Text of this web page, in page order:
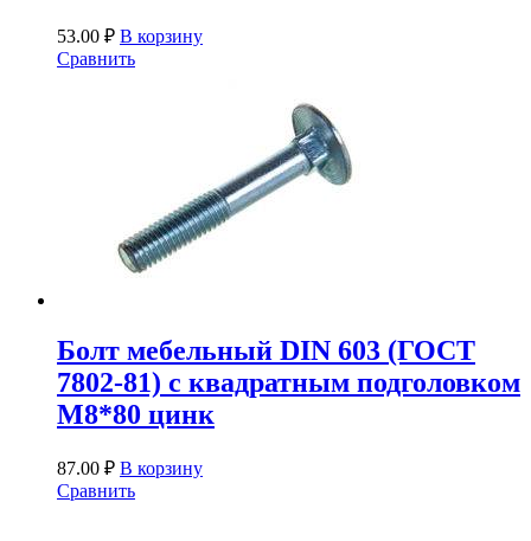
53.00 ₽ В корзину
Сравнить
Болт мебельный DIN 603 (ГОСТ
7802-81) с квадратным подголовком
М8*80 цинк
87.00 ₽ В корзину
Сравнить